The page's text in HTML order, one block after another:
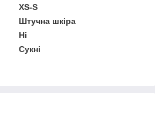
XS-S
Штучна шкіра
Ні
Сукні